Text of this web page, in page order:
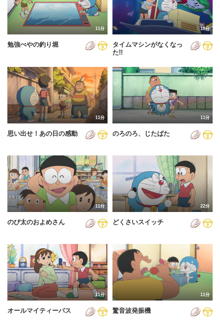
配信が新しい順
あいうえお順(降順)
動画が長い順
動画が短い順
2006年
2007年
2008年
2011年
2012年
2013年
2014年
2015年
2016年
2017年
2019年
2020年
2021年
2022年
誕生日スペシャル
11分
勉強べやの釣り堀
18分
タイムマシンがなくなっ
た!!
11分
思い出せ！あの日の感動
11分
のろのろ、じたばた
11分
のび太のおよめさん
22分
どくさいスイッチ
11分
オールマイティーパス
11分
驚音波発振機